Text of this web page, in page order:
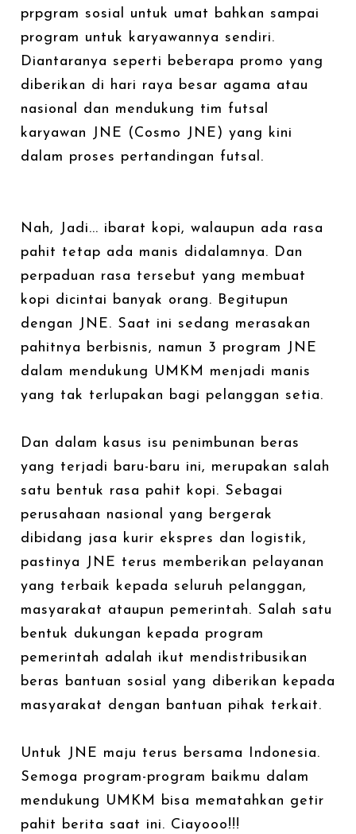
prpgram sosial untuk umat bahkan sampai
program untuk karyawannya sendiri.
Diantaranya seperti beberapa promo yang
diberikan di hari raya besar agama atau
nasional dan mendukung tim futsal
karyawan JNE (Cosmo JNE) yang kini
dalam proses pertandingan futsal.
Nah, Jadi... ibarat kopi, walaupun ada rasa
pahit tetap ada manis didalamnya. Dan
perpaduan rasa tersebut yang membuat
kopi dicintai banyak orang. Begitupun
dengan JNE. Saat ini sedang merasakan
pahitnya berbisnis, namun 3 program JNE
dalam mendukung UMKM menjadi manis
yang tak terlupakan bagi pelanggan setia.
Dan dalam kasus isu penimbunan beras
yang terjadi baru-baru ini, merupakan salah
satu bentuk rasa pahit kopi. Sebagai
perusahaan nasional yang bergerak
dibidang jasa kurir ekspres dan logistik,
pastinya JNE terus memberikan pelayanan
yang terbaik kepada seluruh pelanggan,
masyarakat ataupun pemerintah. Salah satu
bentuk dukungan kepada program
pemerintah adalah ikut mendistribusikan
beras bantuan sosial yang diberikan kepada
masyarakat dengan bantuan pihak terkait.
Untuk JNE maju terus bersama Indonesia.
Semoga program-program baikmu dalam
mendukung UMKM bisa mematahkan getir
pahit berita saat ini. Ciayooo!!!